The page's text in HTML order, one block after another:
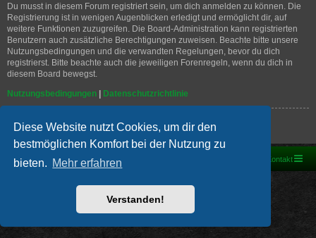
Diese Website nutzt Cookies, um dir den
bestmöglichen Komfort bei der Nutzung zu
bieten. Mehr erfahren
Verstanden!
Du musst in diesem Forum registriert sein, um dich anmelden zu können. Die
Registrierung ist in wenigen Augenblicken erledigt und ermöglicht dir, auf
weitere Funktionen zuzugreifen. Die Board-Administration kann registrierten
Benutzern auch zusätzliche Berechtigungen zuweisen. Beachte bitte unsere
Nutzungsbedingungen und die verwandten Regelungen, bevor du dich
registrierst. Bitte beachte auch die jeweiligen Forenregeln, wenn du dich in
diesem Board bewegst.
Nutzungsbedingungen | Datenschutzrichtlinie
Registrieren
Foren-Übersicht Kontakt